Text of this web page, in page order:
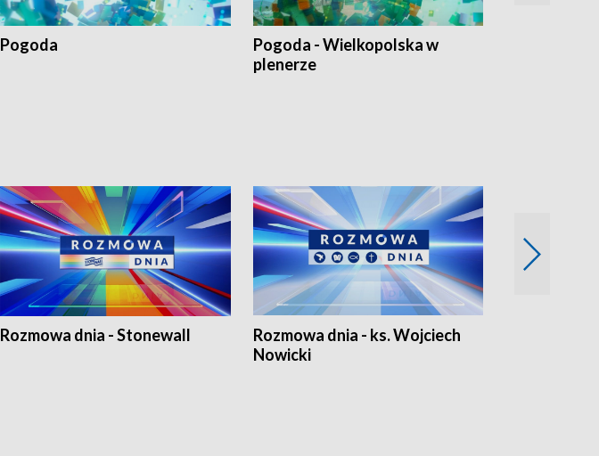
Pogoda
Pogoda - Wielkopolska w
plenerze
Rozmowa dnia - Stonewall
Rozmowa dnia - ks. Wojciech
Nowicki